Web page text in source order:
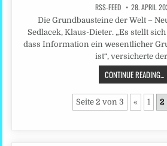
RSS-FEED 28. APRIL
Die Grundbausteine der Welt –
Sedlacek, Klaus-Dieter. „Es stellt
dass Information ein wesentlicher
ist“, versicherte
CONTINUE READING...
Seite 2 von 3 « 1 2